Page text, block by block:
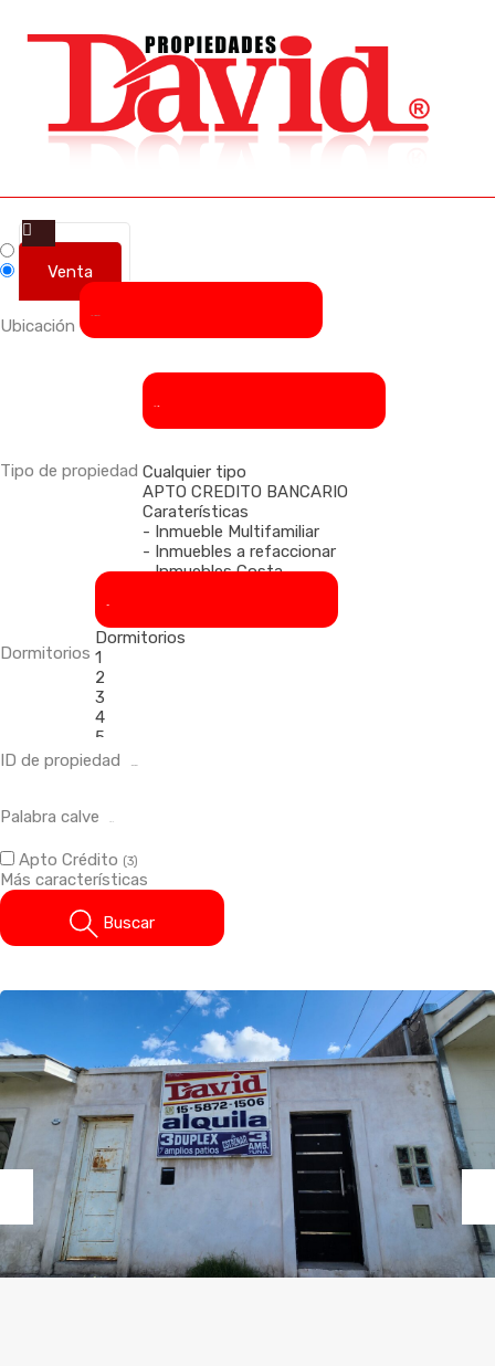
Alquiler
Venta
Ubicación
Tipo de propiedad Cualquier tipo
APTO CREDITO BANCARIO
Caraterísticas
- Inmueble Multifamiliar
- Inmuebles a refaccionar
- Inmuebles Costa
- Inmuebles zona industrial
- Casa
- Casa Quinta
- Chalet
- Condominio
- Duplex
- Edificio de
departamentos
- Lote
- PH
Dormitorios
Dormitorios
1
2
3
4
5
6
9
ID de propiedad
Palabra calve
Apto Crédito (3)
Más características
Buscar
Previous